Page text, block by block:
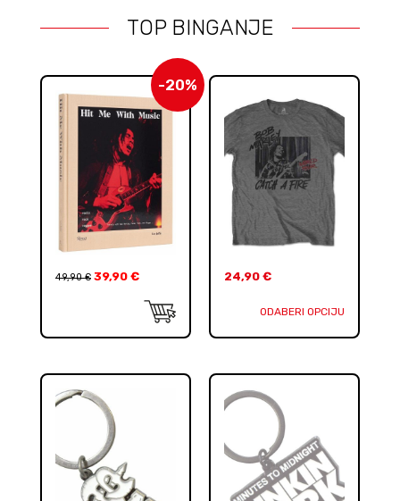
TOP BINGANJE
-20%
49,90€ 39,90 € 24,90 €
ODABERI OPCIJU